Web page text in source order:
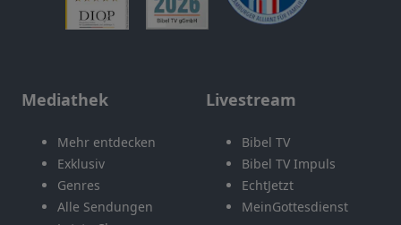
Mediathek
Mehr entdecken
Exklusiv
Genres
Alle Sendungen
Livestream
Bibel TV
Bibel TV Impuls
EchtJetzt
MeinGottesdienst